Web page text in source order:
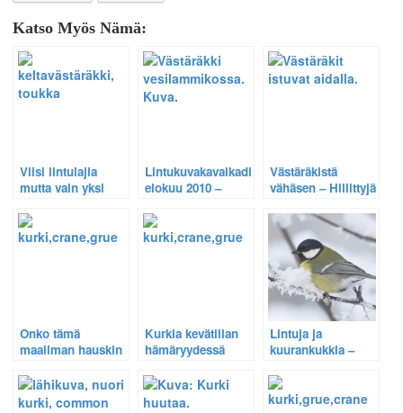
Katso Myös Nämä:
Viisi lintulajia
mutta vain yksi
Sinirinta,
pajusirkku,
Lintukuvakavalkadi,
elokuu 2010 –
sääksi,
kanahaukka,
Västäräkistä
vähäsen – Hillittyjä
heiluhännästä.
Onko tämä
maailman hauskin
Kurkia kevätillan
hämäryydessä
Lintuja ja
kuurankukkia –
hyytävien
pakkaspäivien